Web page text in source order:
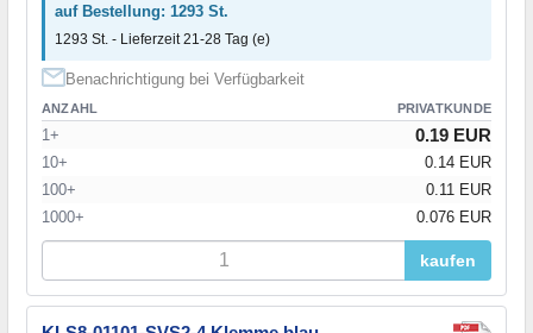
auf Bestellung: 1293 St.
1293 St. - Lieferzeit 21-28 Tag (e)
Benachrichtigung bei Verfügbarkeit
ANZAHL PRIVATKUNDE
1+ 0.19 EUR
10+
0.14 EUR
100+
0.11 EUR
1000+
0.076 EUR
kaufen